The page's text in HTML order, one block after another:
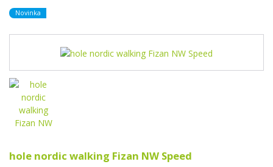
Novinka
hole nordic walking Fizan NW Speed